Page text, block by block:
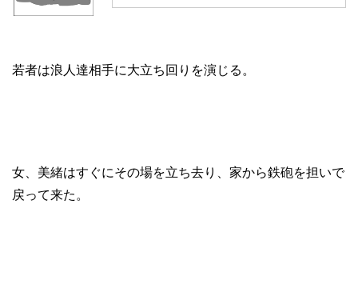
若者は浪人達相手に大立ち回りを演じる。
女、美緒はすぐにその場を立ち去り、家から鉄砲を担いで
戻って来た。